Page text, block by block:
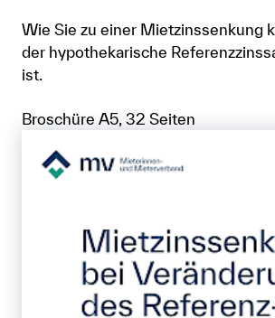
Anmelden
Shop
Wie Sie zu einer Mietzinssenkung
der hypothekarische
ist.
Broschüre A5, 32 Seiten